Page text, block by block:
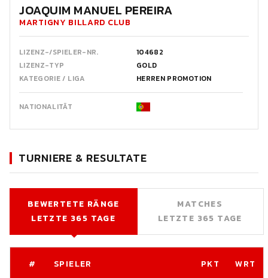
JOAQUIM MANUEL PEREIRA
MARTIGNY BILLARD CLUB
LIZENZ-/SPIELER-NR.
104682
LIZENZ-TYP
GOLD
KATEGORIE / LIGA
HERREN PROMOTION
NATIONALITÄT
TURNIERE & RESULTATE
BEWERTETE RÄNGE
LETZTE 365 TAGE
MATCHES
LETZTE 365 TAGE
# SPIELER PKT WRT